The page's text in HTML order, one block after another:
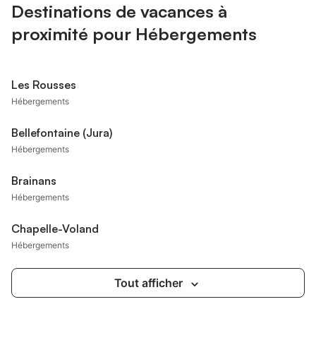
Destinations de vacances à
proximité pour Hébergements
Les Rousses
Hébergements
Bellefontaine (Jura)
Hébergements
Brainans
Hébergements
Chapelle-Voland
Hébergements
Tout afficher